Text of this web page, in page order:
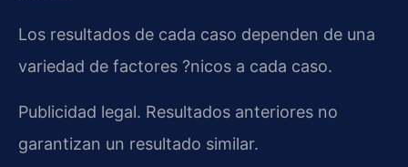
Los resultados de cada caso dependen de una
variedad de factores ?nicos a cada caso.
Publicidad legal. Resultados anteriores no
garantizan un resultado similar.